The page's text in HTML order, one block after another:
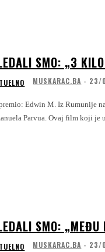
SMO: „3
MUSKARAC.BA - 23/
nam dolazi i drugi film na ovogodišnji 30.Sarajevo film Festival. riječ je o ostvarenju „ 3 kilometra od kraja svijeta“ režisera
Parvua. Ovaj film koji je
SMO: „MEĐU
MUSKARAC.BA - 23/